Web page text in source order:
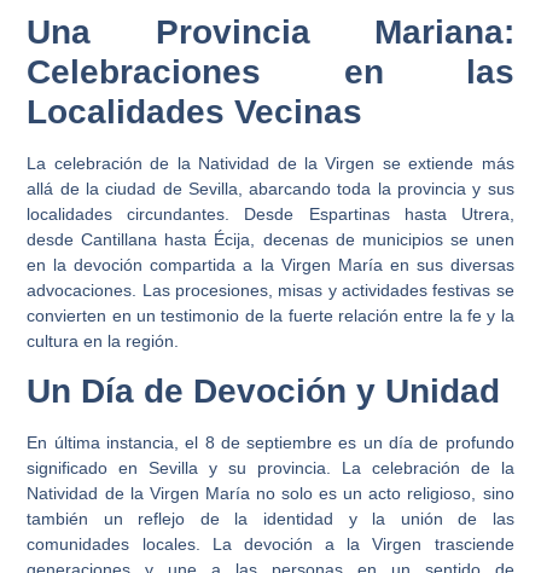
Una Provincia Mariana:
Celebraciones en las
Localidades Vecinas
La celebración de la Natividad de la Virgen se extiende más
allá de la ciudad de Sevilla, abarcando toda la provincia y sus
localidades circundantes. Desde Espartinas hasta Utrera,
desde Cantillana hasta Écija, decenas de municipios se unen
en la devoción compartida a la Virgen María en sus diversas
advocaciones. Las procesiones, misas y actividades festivas se
convierten en un testimonio de la fuerte relación entre la fe y la
cultura en la región.
Un Día de Devoción y Unidad
En última instancia, el 8 de septiembre es un día de profundo
significado en Sevilla y su provincia. La celebración de la
Natividad de la Virgen María no solo es un acto religioso, sino
también un reflejo de la identidad y la unión de las
comunidades locales. La devoción a la Virgen trasciende